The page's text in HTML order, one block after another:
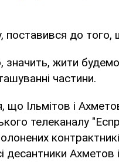
поставився до
значить, жити
частини.
що Ільмітов і
телеканалу
десантники Ахметов